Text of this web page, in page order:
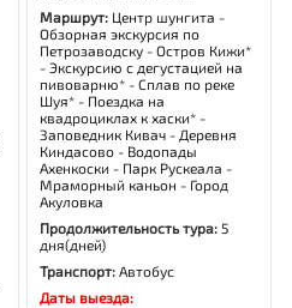
Маршрут: Центр шунгита -
Обзорная экскурсия по
Петрозаводску - Остров Кижи*
- Экскурсию с дегустацией на
пивоварню* - Сплав по реке
Шуя* - Поездка на
квадроциклах к хаски* -
Заповедник Кивач - Деревня
Киндасово - Водопады
Ахенкоски - Парк Рускеала -
Мраморный каньон - Город
Акуловка
Продолжительность тура: 5
дня(дней)
Транспорт:Автобус
Даты выезда: